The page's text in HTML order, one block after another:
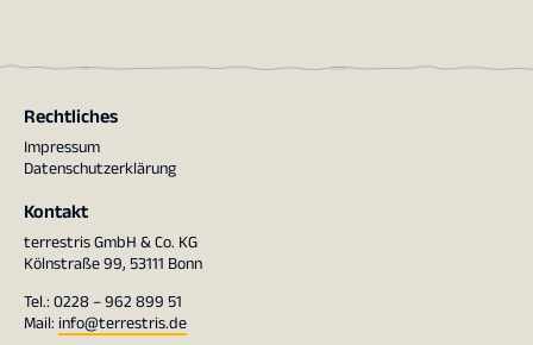
Rechtliches
Impressum
Datenschutzerklärung
Kontakt
terrestris GmbH & Co. KG
Kölnstraße 99, 53111 Bonn
Tel.: 0228 – 962 899 51
Mail: info@terrestris.de